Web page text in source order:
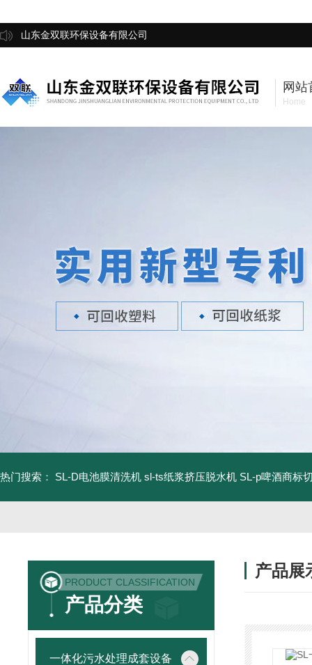
山东金双联环保设备有限公司
网站
Home
热门搜索： SL-D电池膜清洗机 sl-ts纸浆挤压脱水机 SL-p啤酒商标
PRODUCT CLASSIFICATION
产品分类
一体化污水处理成套设备
产品展